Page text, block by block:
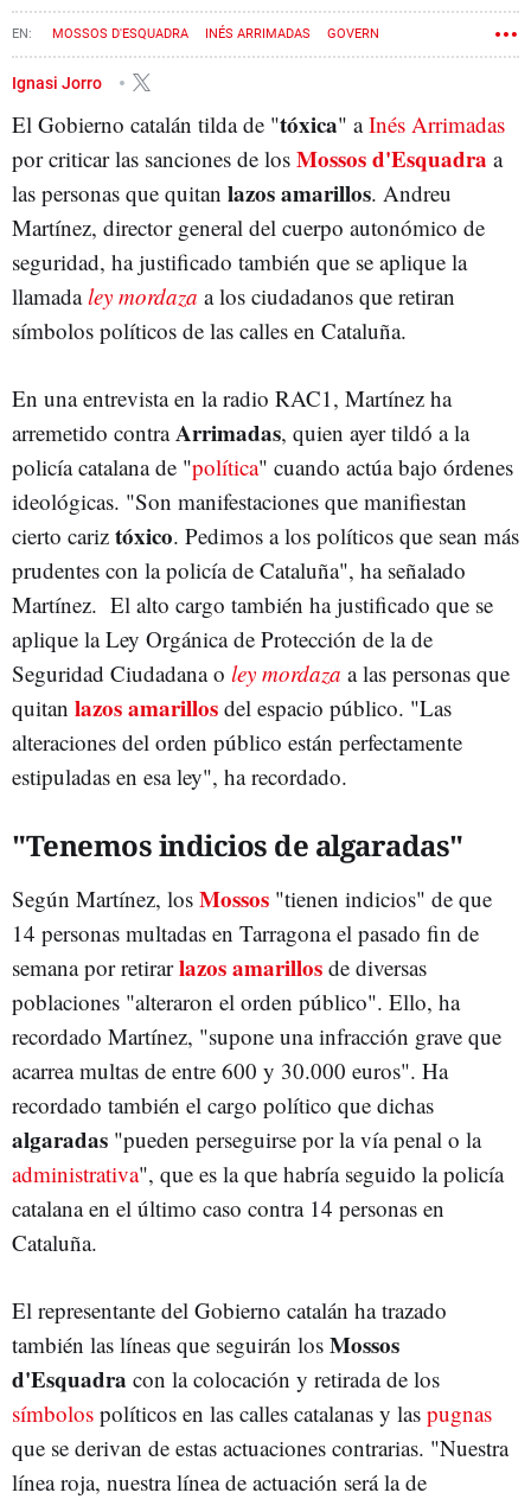
MOSSOS D'ESQUADRA INÉS ARRIMADAS GOVERN
Ignasi Jorro
El Gobierno catalán tilda de "tóxica" aInés Arrimadas
por criticar las sanciones de los Mossos d'Esquadra a
las personas que quitan lazos amarillos. Andreu
Martínez, director general del cuerpo autonómico de
seguridad, ha justificado también que se aplique la
llamadaley mordaza a los ciudadanos que retiran
símbolos políticos de las calles en Cataluña.
En una entrevista en la radio RAC1, Martínez ha
arremetido contraArrimadas, quien ayer tildó a la
policía catalana de "política" cuando actúa bajo órdenes
ideológicas. "Son manifestaciones que manifiestan
cierto cariz tóxico. Pedimos a los políticos que sean más
prudentes con la policía de Cataluña", ha señalado
Martínez. El alto cargo también ha justificado que se
aplique la Ley Orgánica de Protección de la de
Seguridad Ciudadana o ley mordaza a las personas que
quitan lazos amarillos del espacio público. "Las
alteraciones del orden público están perfectamente
estipuladas en esa ley", ha recordado.
"Tenemos indicios de algaradas"
Según Martínez, los Mossos "tienen indicios" de que
14 personas multadas en Tarragona el pasado fin de
semana por retirarlazos amarillos de diversas
poblaciones "alteraron el orden público". Ello, ha
recordado Martínez, "supone una infracción grave que
acarrea multas de entre 600 y 30.000 euros". Ha
recordado también el cargo político que dichas
algaradas "pueden perseguirse por la vía penal o la
administrativa", que es la que habría seguido la policía
catalana en el último caso contra 14 personas en
Cataluña.
El representante del Gobierno catalán ha trazado
también las líneas que seguirán los Mossos
d'Esquadra con la colocación y retirada de los
símbolos políticos en las calles catalanas y las pugnas
que se derivan de estas actuaciones contrarias. "Nuestra
línea roja, nuestra línea de actuación será la de